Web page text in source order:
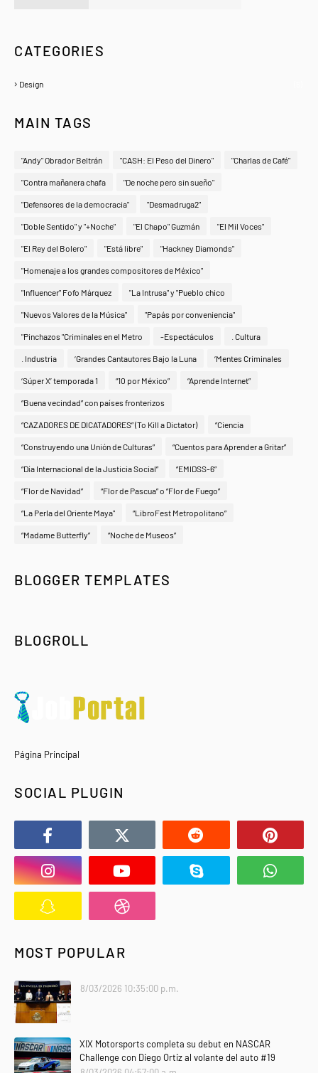
CATEGORIES
Design
MAIN TAGS
"Andy" Obrador Beltrán "CASH: El Peso del Dinero" "Charlas de Café"
"Contra mañanera chafa "De noche pero sin sueño"
"Defensores de la democracia" "Desmadruga2"
"Doble Sentido" y "+Noche" "El Chapo" Guzmán "El Mil Voces"
"El Rey del Bolero" "Está libre" "Hackney Diamonds"
"Homenaje a los grandes compositores de México"
"Influencer" Fofo Márquez "La Intrusa" y "Pueblo chico
"Nuevos Valores de la Música" "Papás por conveniencia"
"Pinchazos "Criminales en el Metro -Espectáculos . Cultura
. Industria ‘Grandes Cantautores Bajo la Luna ‘Mentes Criminales
‘Súper X’ temporada 1 “10 por México” “Aprende Internet”
“Buena vecindad” con países fronterizos
“CAZADORES DE DICATADORES” (To Kill a Dictator) “Ciencia
“Construyendo una Unión de Culturas” “Cuentos para Aprender a Gritar”
“Día Internacional de la Justicia Social” “EMIDSS-6”
“Flor de Navidad” “Flor de Pascua” o “Flor de Fuego”
“La Perla del Oriente Maya" “LibroFest Metropolitano”
“Madame Butterfly” “Noche de Museos”
BLOGGER TEMPLATES
BLOGROLL
Página Principal
SOCIAL PLUGIN
MOST POPULAR
8/03/2026 10:35:00 p.m.
XIX Motorsports completa su debut en NASCAR
Challenge con Diego Ortiz al volante del auto #19